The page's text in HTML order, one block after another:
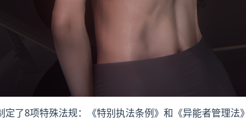
了8项特殊法规：《特别执法条例》和《异能者管理